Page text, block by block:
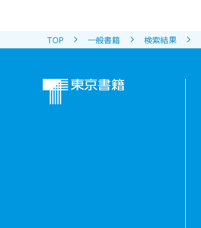
TOP 一般書籍 検索結果